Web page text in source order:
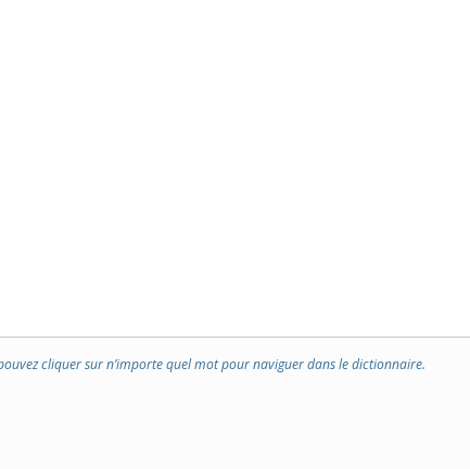
cliquer sur n’importe quel mot pour naviguer dans le dictionnaire.